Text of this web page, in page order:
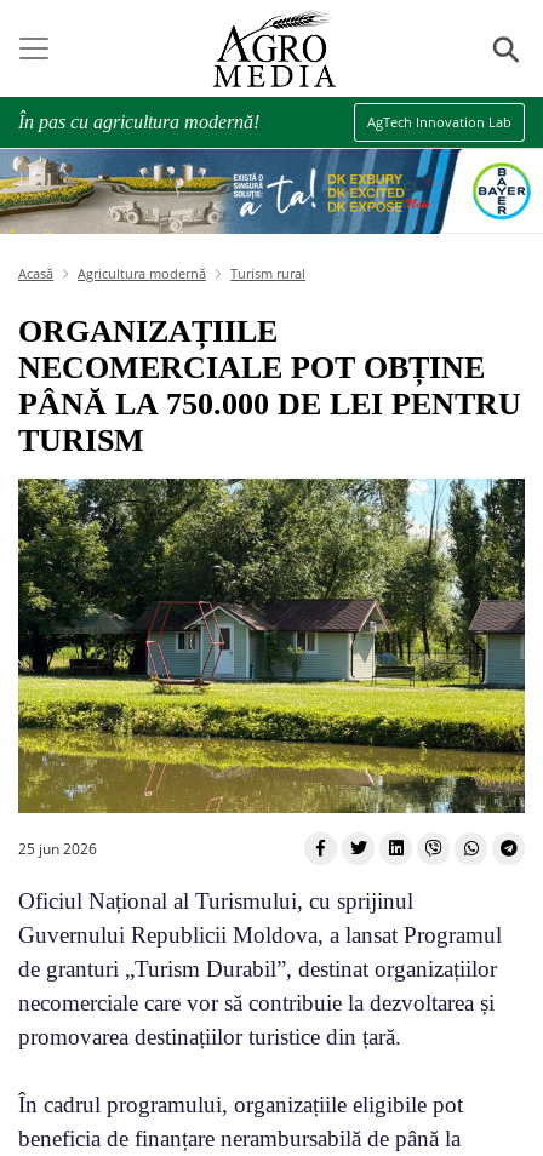
⚲
În pas cu agricultura modernă! AgTech Innovation Lab
Acasă Agricultura modernă Turism rural
ORGANIZAȚIILE
NECOMERCIALE POT OBȚINE
PÂNĂ LA 750.000 DE LEI PENTRU
TURISM
25 jun 2026
Oficiul Național al Turismului, cu sprijinul
Guvernului Republicii Moldova, a lansat Programul
de granturi „Turism Durabil”, destinat organizațiilor
necomerciale care vor să contribuie la dezvoltarea și
promovarea destinațiilor turistice din țară.
În cadrul programului, organizațiile eligibile pot
beneficia de finanțare nerambursabilă de până la